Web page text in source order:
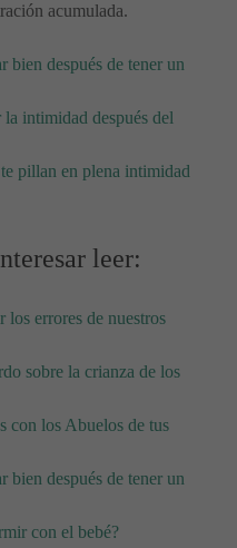
acumulada.
bien después de tener un
la intimidad después del
pillan en plena intimidad
leer:
errores de nuestros
sobre la crianza de los
con los Abuelos de tus
bien después de tener un
con el bebé?